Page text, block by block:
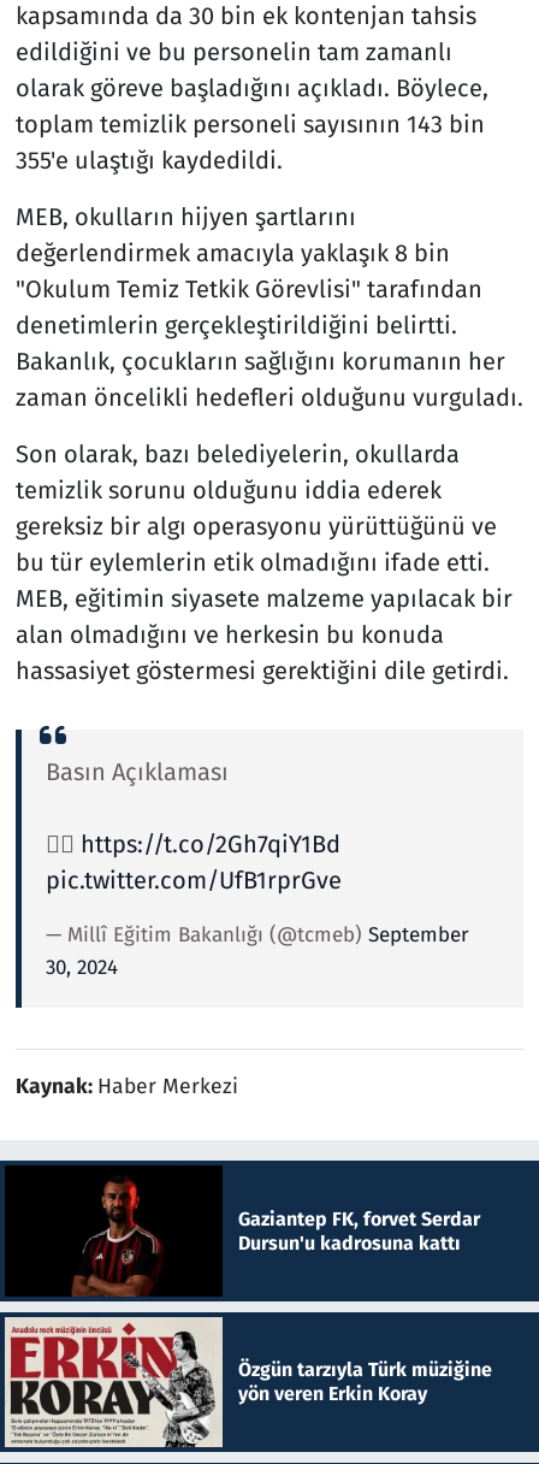
kapsamında da 30 bin ek kontenjan tahsis
edildiğini ve bu personelin tam zamanlı
olarak göreve başladığını açıkladı. Böylece,
toplam temizlik personeli sayısının 143 bin
355'e ulaştığı kaydedildi.
MEB, okulların hijyen şartlarını
değerlendirmek amacıyla yaklaşık 8 bin
"Okulum Temiz Tetkik Görevlisi" tarafından
denetimlerin gerçekleştirildiğini belirtti.
Bakanlık, çocukların sağlığını korumanın her
zaman öncelikli hedefleri olduğunu vurguladı.
Son olarak, bazı belediyelerin, okullarda
temizlik sorunu olduğunu iddia ederek
gereksiz bir algı operasyonu yürüttüğünü ve
bu tür eylemlerin etik olmadığını ifade etti.
MEB, eğitimin siyasete malzeme yapılacak bir
alan olmadığını ve herkesin bu konuda
hassasiyet göstermesi gerektiğini dile getirdi.
Basın Açıklaması
👉🏻 https://t.co/2Gh7qiY1Bd
pic.twitter.com/UfB1rprGve
— Millî Eğitim Bakanlığı (@tcmeb) September
30, 2024
Kaynak: Haber Merkezi
Gaziantep FK, forvet Serdar
Dursun'u kadrosuna kattı
Özgün tarzıyla Türk müziğine
yön veren Erkin Koray